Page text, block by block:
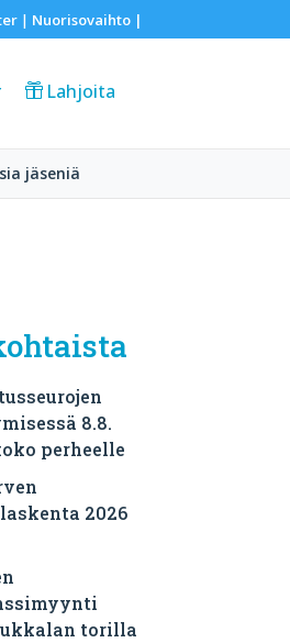
| Nuorisovaihto|
Lahjoita
jäseniä
8.8.
perheelle
2026
torilla